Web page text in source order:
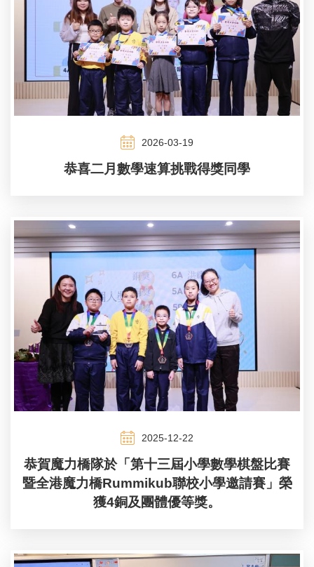
2026-03-19
恭喜二月數學速算挑戰得獎同學
2025-12-22
恭賀魔力橋隊於「第十三屆小學數學棋盤比賽
暨全港魔力橋Rummikub聯校小學邀請賽」榮
獲4銅及團體優等獎。